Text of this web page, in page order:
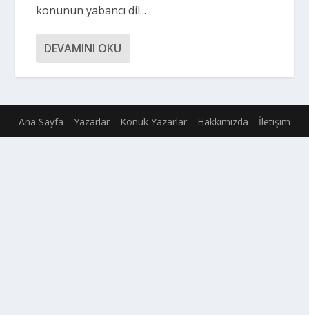
konunun yabancı dil...
DEVAMINI OKU
Ana Sayfa Yazarlar Konuk Yazarlar Hakkımızda İletişim